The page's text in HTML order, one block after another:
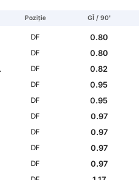
Poziție GÎ / 90'
DF
0.80
DF
0.80
DF
0.82
DF
0.95
DF
0.95
DF
0.97
DF
0.97
DF
0.97
DF
0.97